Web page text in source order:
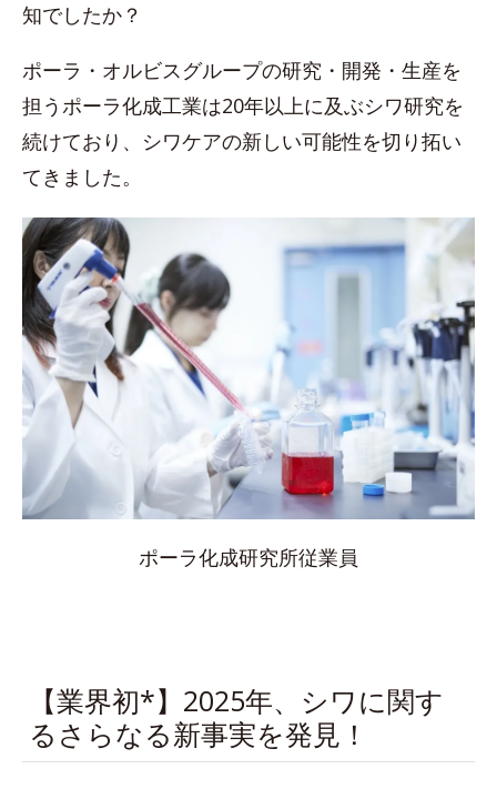
知でしたか？
ポーラ・オルビスグループの研究・開発・生産を
担うポーラ化成工業は20年以上に及ぶシワ研究を
続けており、シワケアの新しい可能性を切り拓い
てきました。
ポーラ化成研究所従業員
【業界初*】2025年、シワに関す
るさらなる新事実を発見！